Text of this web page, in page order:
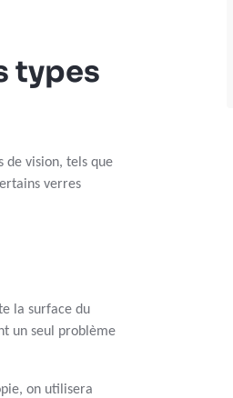
types
de vision, tels que
verres
la surface du
un seul problème
on utilisera